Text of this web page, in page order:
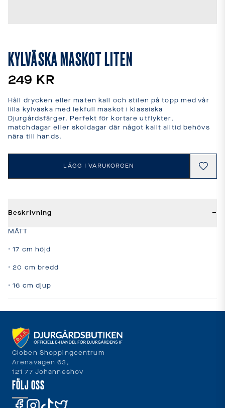
LEVERANS
Laddar...
KYLVÄSKA MASKOT LITEN
249 KR
Håll drycken eller maten kall och stilen på topp med vår
lilla kylväska med lekfull maskot i klassiska
Djurgårdsfärger. Perfekt för kortare utflykter,
matchdagar eller skoldagar där något kallt alltid behövs
nära till hands.
LÄGG I VARUKORGEN
Beskrivning −
MÅTT
• 17 cm höjd
• 20 cm bredd
• 16 cm djup
Globen Shoppingcentrum
Arenavägen 63,
121 77 Johanneshov
FÖLJ OSS